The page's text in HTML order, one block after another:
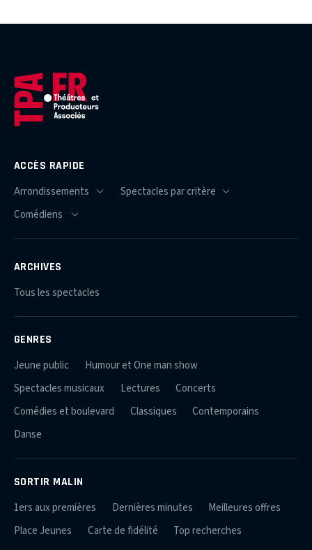
ACCÈS RAPIDE
ARCHIVES
Tous les spectacles
GENRES
Jeune public
Humour et One man show
Spectacles musicaux
Lectures
Concerts
Comédies et boulevard
Classiques
Contemporains
Danse
SORTIR MALIN
1ers aux premières Dernières minutes
Meilleures offres
Place Jeunes
Carte de fidélité Top recherches